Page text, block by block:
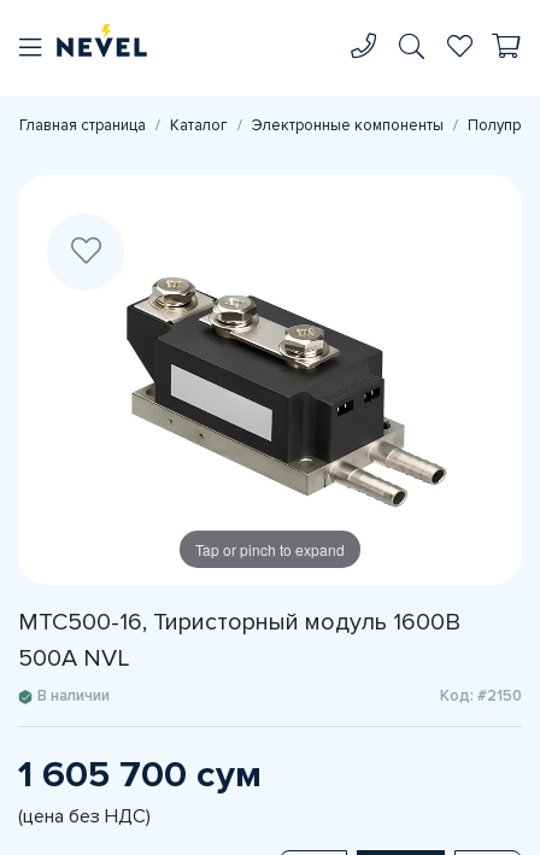
Главная страница Каталог Электронные компоненты
Tap or pinch to expand
MTC500-16, Тиристорный модуль 1600В
500А NVL
В наличии Код: #2150
1 605 700 сум
(цена без НДС)